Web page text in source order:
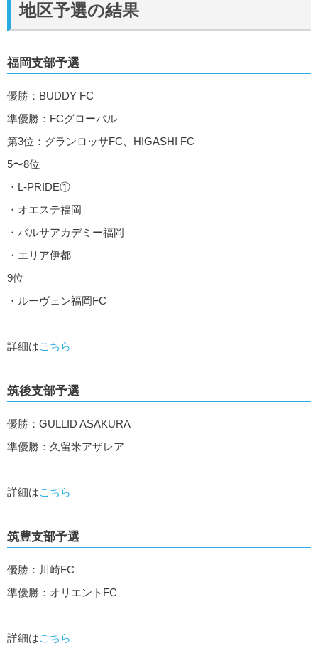
地区予選の結果
福岡支部予選
優勝：BUDDY FC
準優勝：FCグローバル
第3位：グランロッサFC、HIGASHI FC
5〜8位
・L-PRIDE①
・オエステ福岡
・バルサアカデミー福岡
・エリア伊都
9位
・ルーヴェン福岡FC
詳細はこちら
筑後支部予選
優勝：GULLID ASAKURA
準優勝：久留米アザレア
詳細はこちら
筑豊支部予選
優勝：川崎FC
準優勝：オリエントFC
詳細はこちら